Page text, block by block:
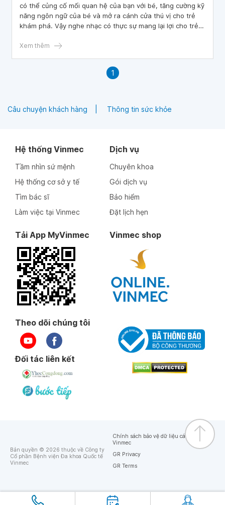
có thể củng cố mối quan hệ của bạn với bé, tăng cường kỹ
năng ngôn ngữ của bé và mở ra cánh cửa thú vị cho trẻ
khám phá. Vậy nghe nhạc có thực sự mang lại lợi cho trẻ
Xem thêm
1
Câu chuyện khách hàng Thông tin sức khỏe
Hệ thống Vinmec
Tầm nhìn sứ mệnh
Hệ thống cơ sở y tế
Tìm bác sĩ
Làm việc tại Vinmec
Dịch vụ
Chuyên khoa
Gói dịch vụ
Bảo hiểm
Đặt lịch hẹn
Tải App MyVinmec Vinmec shop
Theo dõi chúng tôi
Đối tác liên kết
Bản quyền © 2026 thuộc về Công ty
Cổ phần Bệnh viện Đa khoa Quốc tế
Vinmec
Chính sách bảo vệ dữ liệu cá nhân của
Vinmec
GR Privacy
GR Terms